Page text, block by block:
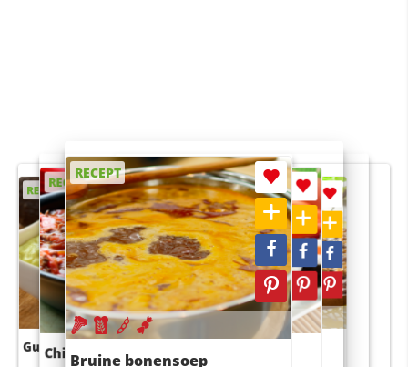
RECEPT
Guacamole
RECEPT
Chili con carne
RECEPT
Bruine bonensoep
RECEPT
Sushi rijstsalade
RECEPT